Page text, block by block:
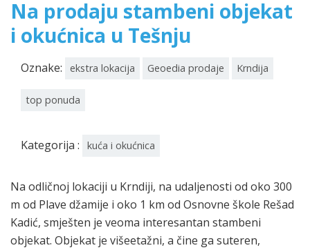
Na prodaju stambeni objekat
i okućnica u Tešnju
Oznake: ekstra lokacija Geoedia prodaje Krndija
top ponuda
Kategorija : kuća i okućnica
Na odličnoj lokaciji u Krndiji, na udaljenosti od oko 300
m od Plave džamije i oko 1 km od Osnovne škole Rešad
Kadić, smješten je veoma interesantan stambeni
objekat. Objekat je višeetažni, a čine ga suteren,